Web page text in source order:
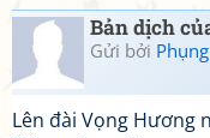
Bản dịch
Gửi bởi
Lên đài Vọng Hương